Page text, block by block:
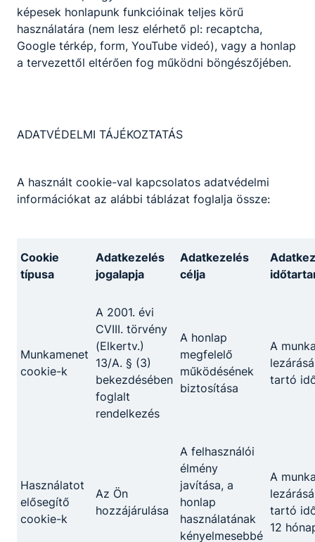
Tovább
Gépészet
képesek honlapunk funkcióinak teljes körű
használatára (nem lesz elérhető pl: recaptcha,
Google térkép, form, YouTube videó), vagy a honlap
a tervezettől eltérően fog működni böngészőjében.
ADATVÉDELMI TÁJÉKOZTATÁS
A használt cookie-val kapcsolatos adatvédelmi
információkat az alábbi táblázat foglalja össze:
Cookie
típusa
Adatkezelés
jogalapja
Adatkezelés
célja
Munkamenet
cookie-k
A 2001. évi
CVIII. törvény
(Elkertv.)
13/A. § (3)
bekezdésében
foglalt
rendelkezés
A honlap
megfelelő
működésének
biztosítása
A
tartó
Használatot
elősegítő
cookie-k
Az Ön
hozzájárulása
A felhasználói
élmény
javítása, a
honlap
használatának
kényelmesebbé
A
tartó
12